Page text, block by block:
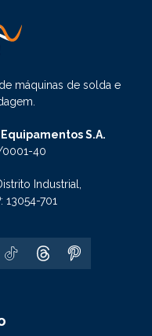
máquinas de solda e
S.A.
0001-40
Industrial,
13054-701